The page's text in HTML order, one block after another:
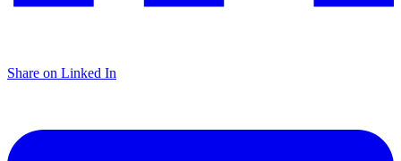
Share on Linked In